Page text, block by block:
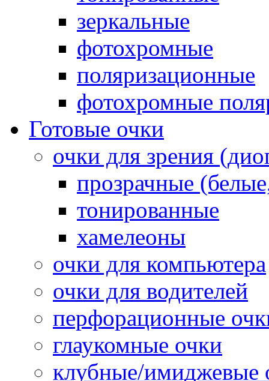
зеркальные
фотохромные
поляризационные
фотохромные
Готовые очки
очки для зрения
прозрачные
тонированные
хамелеоны
очки для компьютера
очки для водителей
перфорационные
глаукомные очки
клубные/имиджевые